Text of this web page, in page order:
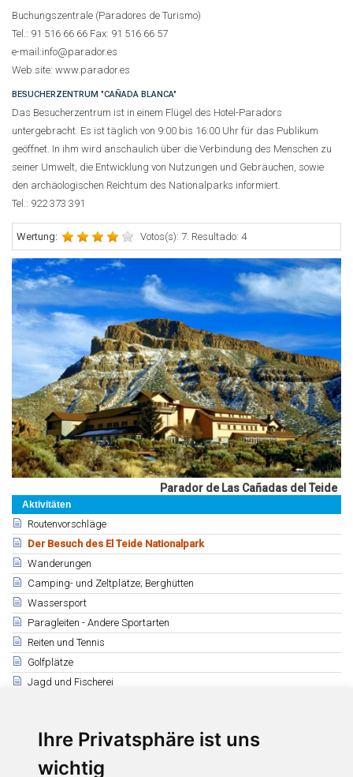
Ihre Privatsphäre ist uns
wichtig
Aktivitäten
Routenvorschläge
Der Besuch des El Teide Nationalpark
Wanderungen
Camping- und Zeltplätze; Berghütten
Wassersport
Paragleiten - Andere Sportarten
Reiten und Tennis
Golfplätze
Jagd und Fischerei
Der Besuch des Nationalparks
Genehmigungen für Aktivitäten im Teide-Nationalpark
Besucherzentren
Buchungszentrale (Paradores de Turismo)
Tel.: 91 516 66 66 Fax: 91 516 66 57
e-mail:info@parador.es
Web site: www.parador.es
BESUCHERZENTRUM "CAÑADA BLANCA"
Das Besucherzentrum ist in einem Flügel des Hotel-Paradors
untergebracht. Es ist täglich von 9:00 bis 16:00 Uhr für das Publikum
geöffnet. In ihm wird anschaulich über die Verbindung des Menschen zu
seiner Umwelt, die Entwicklung von Nutzungen und Gebräuchen, sowie
den archäologischen Reichtum des Nationalparks informiert.
Tel.: 922 373 391
Wertung: Votos(s): 7. Resultado: 4
Parador de Las Cañadas del Teide